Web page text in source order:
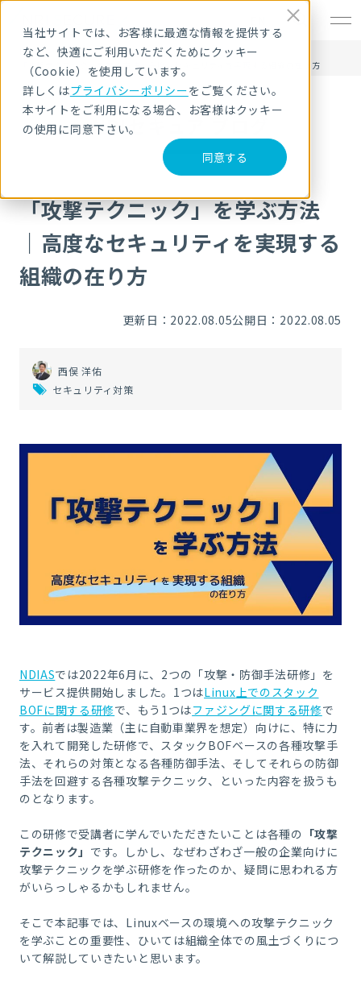
当社サイトでは、お客様に最適な情報を提供する
など、快適にご利用いただくためにクッキー
（Cookie）を使用しています。
詳しくはプライバシーポリシーをご覧ください。
本サイトをご利用になる場合、お客様はクッキー
の使用に同意下さい。
同意する
HOME
NRIセキュア ブログ
「攻撃テクニック」を学ぶ方法｜高度なセキュリティを実現する組織の在り方
NRIセキュア ブログ
「攻撃テクニック」を学ぶ方法
｜高度なセキュリティを実現する
組織の在り方
更新日：2022.08.05公開日：2022.08.05
西俣 洋佑
セキュリティ対策
NDIASでは2022年6月に、 2つの「攻撃・防御手法研修」を
サービス提供開始しました。 1つはLinux上でのスタック
BOFに関する研修で、もう 1つはファジングに関する研修で
す。前者は製造業（主に自動車業界を想定）向けに、特に力
を入れて開発した研修で、スタック BOFベースの各種攻撃手
法、それらの対策となる各種防御手法、そしてそれらの防御
手法を回避する各種攻撃テクニック、といった内容を扱うも
のとなります。
この研修で受講者に学んでいただきたいことは各種の 「攻撃
テクニック」 です。しかし、なぜわざわざ一般の企業向けに
攻撃テクニックを学ぶ研修を作ったのか、疑問に思われる方
がいらっしゃるかもしれません。
そこで本記事では、 Linuxベースの環境への攻撃テクニック
を学ぶことの重要性、ひいては組織全体での風土づくりにつ
いて解説していきたいと思います。